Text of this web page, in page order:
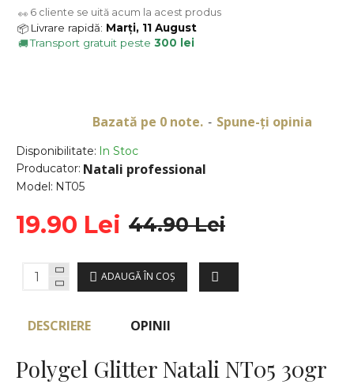
Disponibilitate: In Stoc
Producator: Natali professional
Model: NT05
Bazată pe 0 note. - Spune-ţi opinia
19.90 Lei 44.90 Lei
ADAUGĂ ÎN COŞ
👀 6 cliente se uită acum la acest produs
📦 Livrare rapidă: Marți, 11 August
🚚Transport gratuit peste 300 lei
DESCRIERE OPINII
Polygel Glitter Natali NT05 30gr